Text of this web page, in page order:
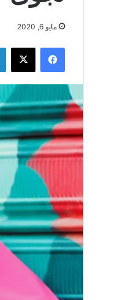
مايو 6, 2020
فيسبوك ‫X